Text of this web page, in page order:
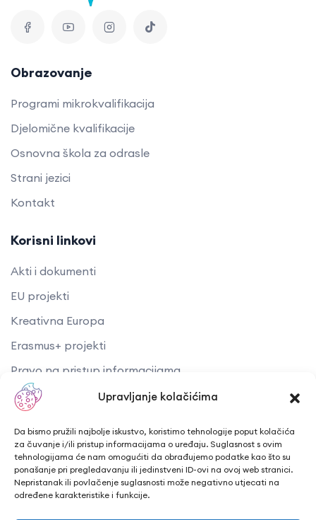
Upravljanje kolačićima
Da bismo pružili najbolje iskustvo, koristimo tehnologije poput kolačića
za čuvanje i/ili pristup informacijama o uređaju. Suglasnost s ovim
tehnologijama će nam omogućiti da obrađujemo podatke kao što su
ponašanje pri pregledavanju ili jedinstveni ID-ovi na ovoj web stranici.
Nepristanak ili povlačenje suglasnosti može negativno utjecati na
određene karakteristike i funkcije.
Obrazovanje
Programi mikrokvalifikacija
Djelomične kvalifikacije
Osnovna škola za odrasle
Strani jezici
Kontakt
Korisni linkovi
Akti i dokumenti
EU projekti
Kreativna Europa
Erasmus+ projekti
​​​​​​​Pravo na pristup informacijama
Arhiva objava
Kontaktirajte nas
Telefon: + 385 43 241 298
Email: info@cuk.hr